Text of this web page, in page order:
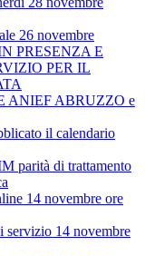
26 novembre
PRESENZA E
PER IL
ANIEF ABRUZZO e
il calendario
parità di trattamento
14 novembre ore
servizio 14 novembre